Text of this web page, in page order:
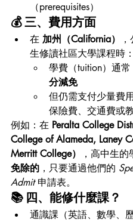
（prerequisites）
💰 三、費用方面
在 加州（California）
生修讀社區大學課程時：
學費（tuition）通常
分減免
但仍需支付少量費
保險費、交通費或教
例如：在 Peralta College
College of Alameda, Laney
Merritt College）
，高中生
免除的 ，只要通過他們的
Admit 申請表。
📚 四、能修什麼課？
通識課（英語、數學、